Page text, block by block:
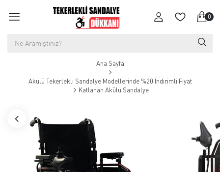
0
Ana Sayfa
Akülü Tekerlekli Sandalye Modellerinde %20 İndirimli Fiyat
Katlanan Akülü Sandalye